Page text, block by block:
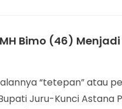
Bimo (46)
“tetepan” atau
Juru-Kunci Astana